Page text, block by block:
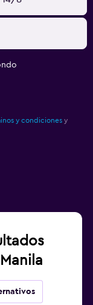
y condiciones y